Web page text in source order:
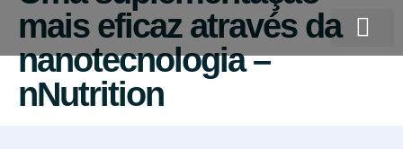
mais eficaz através da
nanotecnologia –
nNutrition